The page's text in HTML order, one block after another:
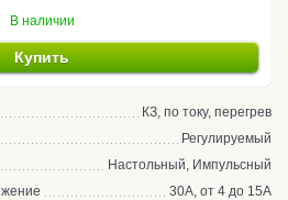
В наличии
Купить
КЗ, по току, перегрев
Регулируемый
Настольный, Импульсный
30А, от 4 до 15А